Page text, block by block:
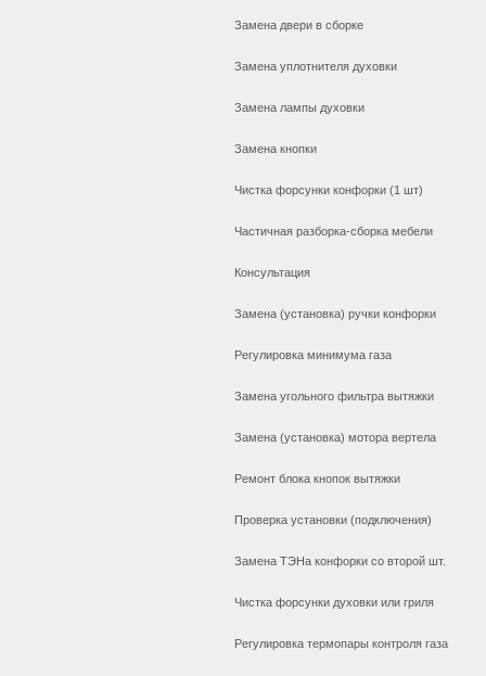
Замена двери в сборке
Замена уплотнителя духовки
Замена лампы духовки
Замена кнопки
Чистка форсунки конфорки (1 шт)
Частичная разборка-сборка мебели
Консультация
Замена (установка) ручки конфорки
Регулировка минимума газа
Замена угольного фильтра вытяжки
Замена (установка) мотора вертела
Ремонт блока кнопок вытяжки
Проверка установки (подключения)
Замена ТЭНа конфорки со второй шт.
Чистка форсунки духовки или гриля
Регулировка термопары контроля газа